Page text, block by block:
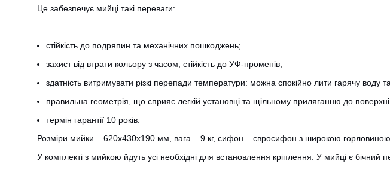
Це забезпечує мийці такі переваги:
стійкість до подряпин та механічних пошкоджень;
захист від втрати кольору з часом, стійкість до УФ-променів;
здатність витримувати різкі перепади температури: можна спокійно лити гарячу воду
правильна геометрія, що сприяє легкій установці та щільному приляганню до
термін гарантії 10 років.
Розміри мийки – 620х430х190 мм, вага – 9 кг, сифон – євросифон з широкою
У комплекті з мийкою йдуть усі необхідні для встановлення кріплення. У мийці є